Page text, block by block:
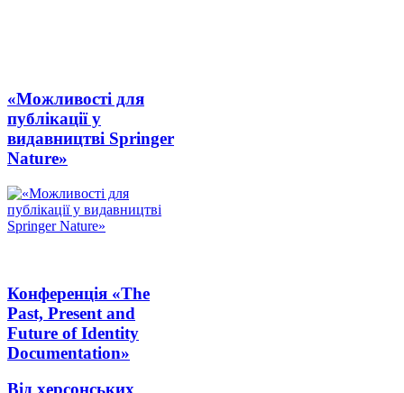
«Можливості для
публікації у
видавництві Springer
Nature»
Конференція «The
Past, Present and
Future of Identity
Documentation»
Від херсонських